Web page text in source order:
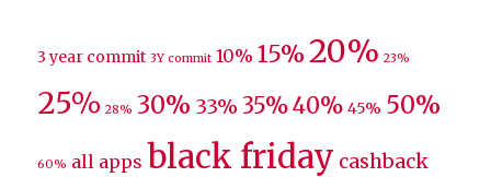
3 year commit 3Y commit 10% 15% 20% 23%
25% 28% 30% 33% 35%40% 45% 50%
60% all apps black friday cashback